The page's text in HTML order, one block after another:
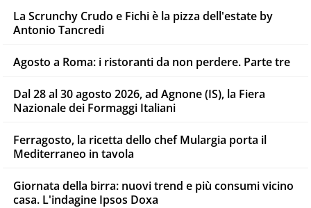
La Scrunchy Crudo e Fichi è la pizza dell'estate by
Antonio Tancredi
Agosto a Roma: i ristoranti da non perdere. Parte tre
Dal 28 al 30 agosto 2026, ad Agnone (IS), la Fiera
Nazionale dei Formaggi Italiani
Ferragosto, la ricetta dello chef Mulargia porta il
Mediterraneo in tavola
Giornata della birra: nuovi trend e più consumi vicino
casa. L'indagine Ipsos Doxa